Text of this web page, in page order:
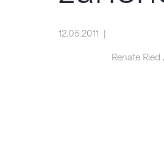
12.05.2011
Renate Ried